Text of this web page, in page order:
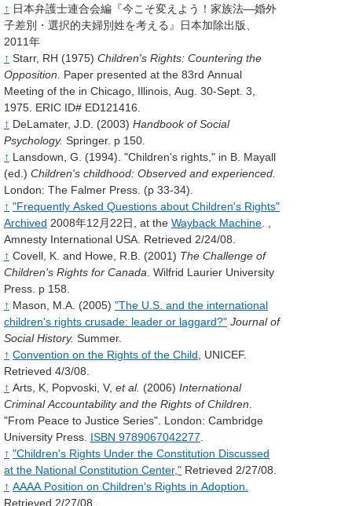
↑ 日本弁護士連合会編『今こそ変えよう！家族法―婚外
子差別・選択的夫婦別姓を考える』日本加除出版、
2011年
↑ Starr, RH (1975) Children's Rights: Countering the
Opposition. Paper presented at the 83rd Annual
Meeting of the in Chicago, Illinois, Aug. 30-Sept. 3,
1975. ERIC ID# ED121416.
↑ DeLamater, J.D. (2003) Handbook of Social
Psychology. Springer. p 150.
↑ Lansdown, G. (1994). "Children's rights," in B. Mayall
(ed.) Children's childhood: Observed and experienced.
London: The Falmer Press. (p 33-34).
↑ "Frequently Asked Questions about Children's Rights"
Archived 2008年12月22日, at the Wayback Machine. ,
Amnesty International USA. Retrieved 2/24/08.
↑ Covell, K. and Howe, R.B. (2001) The Challenge of
Children's Rights for Canada. Wilfrid Laurier University
Press. p 158.
↑ Mason, M.A. (2005) "The U.S. and the international
children's rights crusade: leader or laggard?" Journal of
Social History. Summer.
↑ Convention on the Rights of the Child, UNICEF.
Retrieved 4/3/08.
↑ Arts, K, Popvoski, V, et al. (2006) International
Criminal Accountability and the Rights of Children.
"From Peace to Justice Series". London: Cambridge
University Press. ISBN 9789067042277.
↑ "Children's Rights Under the Constitution Discussed
at the National Constitution Center," Retrieved 2/27/08.
↑ AAAA Position on Children's Rights in Adoption.
Retrieved 2/27/08.